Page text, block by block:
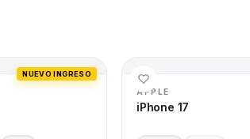
NUEVO INGRESO
APPLE
iPhone 17